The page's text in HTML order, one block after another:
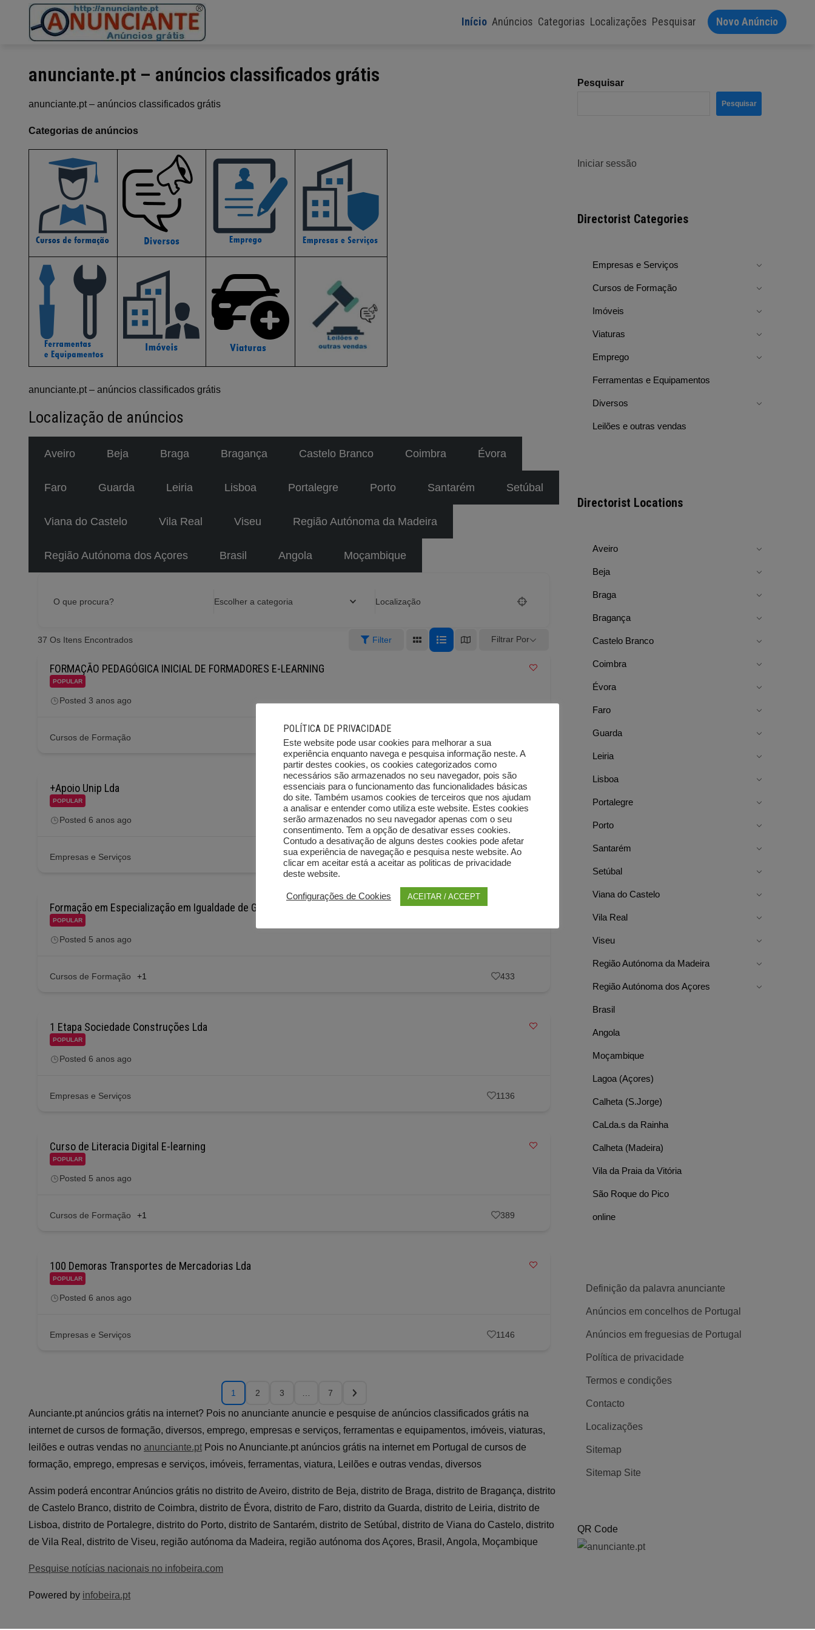
Início Anúncios Categorias Localizações Pesquisar Novo Anúncio
anunciante.pt – anúncios classificados grátis
anunciante.pt – anúncios classificados grátis
Categorias de anúncios
anunciante.pt – anúncios classificados grátis
Localização de anúncios
Aveiro Beja Braga Bragança Castelo Branco Coimbra Évora
Faro Guarda Leiria Lisboa Portalegre Porto Santarém Setúbal
Viana do Castelo Vila Real Viseu Região Autónoma da Madeira
Região Autónoma dos Açores Brasil Angola Moçambique
O que procura? Escolher a categoria Localização
37 Os Itens Encontrados Filter Filtrar Por
FORMAÇÃO PEDAGÓGICA INICIAL DE FORMADORES E-LEARNING
POPULAR
Posted 3 anos ago
Cursos de Formação
+Apoio Unip Lda
POPULAR
Posted 6 anos ago
Empresas e Serviços 1143
Formação em Especialização em Igualdade de Género – online
POPULAR
Posted 5 anos ago
Cursos de Formação +1 433
1 Etapa Sociedade Construções Lda
POPULAR
Posted 6 anos ago
Empresas e Serviços 1136
Curso de Literacia Digital E-learning
POPULAR
Posted 5 anos ago
Cursos de Formação +1 389
100 Demoras Transportes de Mercadorias Lda
POPULAR
Posted 6 anos ago
Empresas e Serviços 1146
1 2 3 7
Aunciante.pt anúncios grátis na internet? Pois no anunciante anuncie e pesquise de anúncios classificados grátis na
internet de cursos de formação, diversos, emprego, empresas e serviços, ferramentas e equipamentos, imóveis, viaturas,
leilões e outras vendas no anunciante.pt Pois no Anunciante.pt anúncios grátis na internet em Portugal de cursos de
formação, emprego, empresas e serviços, imóveis, ferramentas, viatura, Leilões e outras vendas, diversos
Assim poderá encontrar Anúncios grátis no distrito de Aveiro, distrito de Beja, distrito de Braga, distrito de Bragança, distrito
de Castelo Branco, distrito de Coimbra, distrito de Évora, distrito de Faro, distrito da Guarda, distrito de Leiria, distrito de
Lisboa, distrito de Portalegre, distrito do Porto, distrito de Santarém, distrito de Setúbal, distrito de Viana do Castelo, distrito
de Vila Real, distrito de Viseu, região autónoma da Madeira, região autónoma dos Açores, Brasil, Angola, Moçambique
Pesquise notícias nacionais no infobeira.com
Powered by infobeira.pt
Pesquisar
Pesquisar
Iniciar sessão
Directorist Categories
Empresas e Serviços
Cursos de Formação
Imóveis
Viaturas
Emprego
Ferramentas e Equipamentos
Diversos
Leilões e outras vendas
Directorist Locations
Aveiro
Beja
Braga
Bragança
Castelo Branco
Coimbra
Évora
Faro
Guarda
Leiria
Lisboa
Portalegre
Porto
Santarém
Setúbal
Viana do Castelo
Vila Real
Viseu
Região Autónoma da Madeira
Região Autónoma dos Açores
Brasil
Angola
Moçambique
Lagoa (Açores)
Calheta (S.Jorge)
CaLda.s da Rainha
Calheta (Madeira)
Vila da Praia da Vitória
São Roque do Pico
online
Definição da palavra anunciante
Anúncios em concelhos de Portugal
Anúncios em freguesias de Portugal
Política de privacidade
Termos e condições
Contacto
Localizações
Sitemap
Sitemap Site
QR Code
POLÍTICA DE PRIVACIDADE
Este website pode usar cookies para melhorar a sua
experiência enquanto navega e pesquisa informação neste. A
partir destes cookies, os cookies categorizados como
necessários são armazenados no seu navegador, pois são
essenciais para o funcionamento das funcionalidades básicas
do site. Também usamos cookies de terceiros que nos ajudam
a analisar e entender como utiliza este website. Estes cookies
serão armazenados no seu navegador apenas com o seu
consentimento. Tem a opção de desativar esses cookies.
Contudo a desativação de alguns destes cookies pode afetar
sua experiência de navegação e pesquisa neste website. Ao
clicar em aceitar está a aceitar as politicas de privacidade
deste website.
Configurações de Cookies ACEITAR / ACCEPT